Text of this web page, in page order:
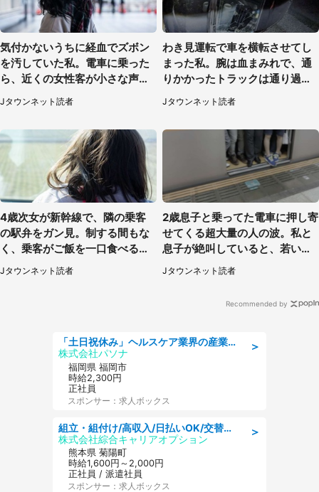
気付かないうちに経血でズボン
を汚していた私。電車に乗った
ら、近くの女性客が小さな声で
（千葉県・10代女性）
Jタウンネット読者
わき見運転で車を横転させてし
まった私。腕は血まみれで、通
りかかったトラックは通り過ぎ
ていき...（福岡県・30代女性）
Jタウンネット読者
4歳次女が新幹線で、隣の乗客
の駅弁をガン見。制する間もな
く、乗客がご飯を一口食べると
（茨城県・50代女性）
Jタウンネット読者
2歳息子と乗ってた電車に押し寄
せてくる超大量の人の波。私と
息子が絶叫していると、若いカ
ップルの乗客が...（東京都・60
代女性）
Jタウンネット読者
Recommended by
＞
「土日祝休み」ヘルスケア業界の産業保健師/高時給/未経験OK/要資格:保健師、正看護師
株式会社パソナ
福岡県 福岡市
時給2,300円
正社員
スポンサー：求人ボックス
＞
組立・組付け/高収入/日払いOK/交替制/20・30・40代活躍中/製造 工場
株式会社綜合キャリアオプション
熊本県 菊陽町
時給1,600円～2,000円
正社員 / 派遣社員
スポンサー：求人ボックス